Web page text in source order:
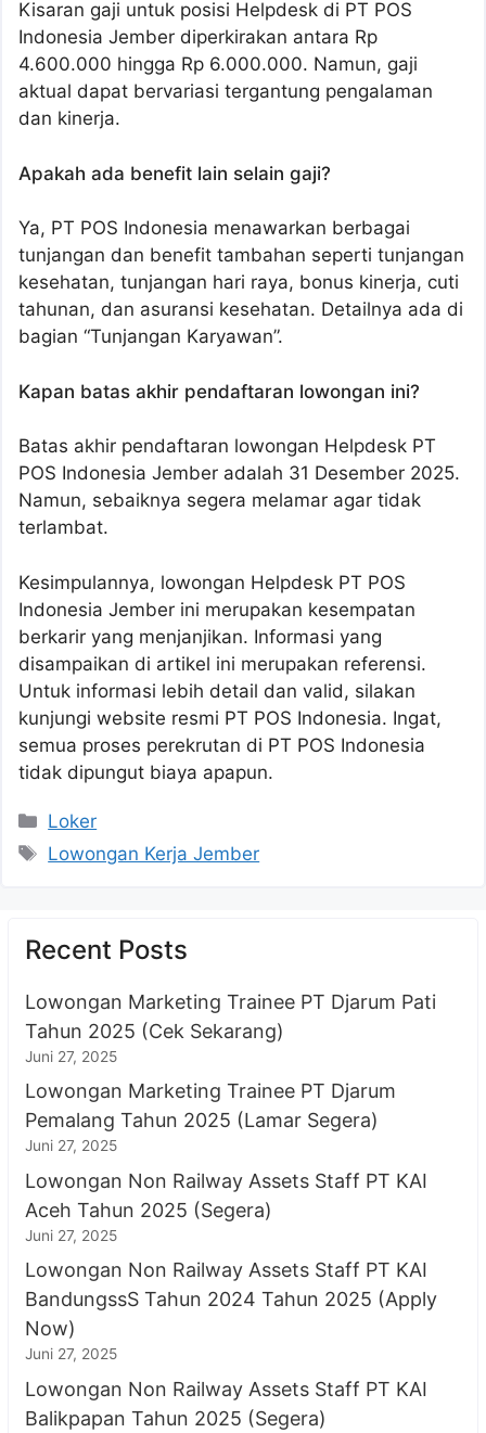
Kisaran gaji untuk posisi Helpdesk di PT POS
Indonesia Jember diperkirakan antara Rp
4.600.000 hingga Rp 6.000.000. Namun, gaji
aktual dapat bervariasi tergantung pengalaman
dan kinerja.
Apakah ada benefit lain selain gaji?
Ya, PT POS Indonesia menawarkan berbagai
tunjangan dan benefit tambahan seperti tunjangan
kesehatan, tunjangan hari raya, bonus kinerja, cuti
tahunan, dan asuransi kesehatan. Detailnya ada di
bagian “Tunjangan Karyawan”.
Kapan batas akhir pendaftaran lowongan ini?
Batas akhir pendaftaran lowongan Helpdesk PT
POS Indonesia Jember adalah 31 Desember 2025.
Namun, sebaiknya segera melamar agar tidak
terlambat.
Kesimpulannya, lowongan Helpdesk PT POS
Indonesia Jember ini merupakan kesempatan
berkarir yang menjanjikan. Informasi yang
disampaikan di artikel ini merupakan referensi.
Untuk informasi lebih detail dan valid, silakan
kunjungi website resmi PT POS Indonesia. Ingat,
semua proses perekrutan di PT POS Indonesia
tidak dipungut biaya apapun.
Kategori
Loker
Tag
Lowongan Kerja Jember
Recent Posts
Lowongan Marketing Trainee PT Djarum Pati
Tahun 2025 (Cek Sekarang)
Juni 27, 2025
Lowongan Marketing Trainee PT Djarum
Pemalang Tahun 2025 (Lamar Segera)
Juni 27, 2025
Lowongan Non Railway Assets Staff PT KAI
Aceh Tahun 2025 (Segera)
Juni 27, 2025
Lowongan Non Railway Assets Staff PT KAI
BandungssS Tahun 2024 Tahun 2025 (Apply
Now)
Juni 27, 2025
Lowongan Non Railway Assets Staff PT KAI
Balikpapan Tahun 2025 (Segera)